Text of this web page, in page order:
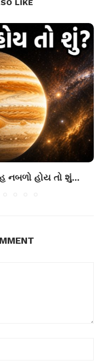
LIKE
નબળો હોય તો શું...